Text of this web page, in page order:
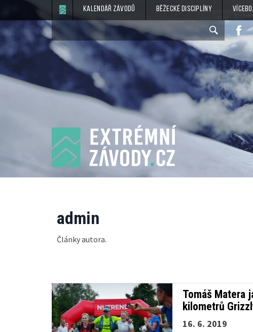
Kalendář závodů Běžecké disciplíny
admin
Články autora.
Tomáš Matera
kilometrů
16. 6. 2019